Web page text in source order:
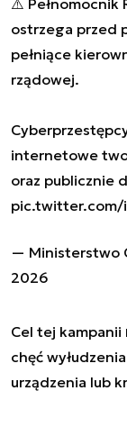
ostrzega przed
pełniące
rządowej.
internetowe
oraz publicznie
pic.twitter.com/
— Ministerstwo
2026
Cel tej kampanii
chęć
urządzenia lub